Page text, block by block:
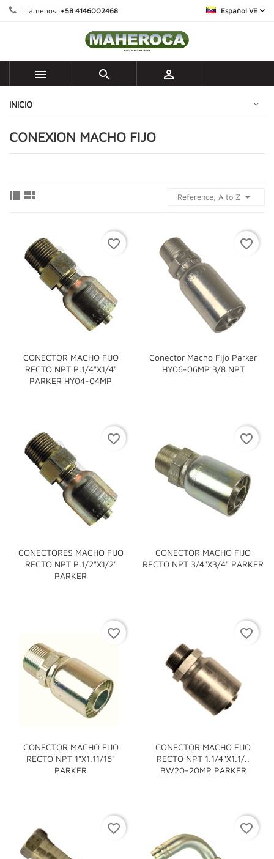
Llámenos: +58 4146002468 Español VE
  
INICIO
CONEXION MACHO FIJO
  Reference, A to Z 
CONECTOR MACHO FIJO
RECTO NPT P.1/4"x1/4"
PARKER HY04-04MP
favorite_border
Conector Macho Fijo Parker
HY06-06MP 3/8 NPT
favorite_border
CONECTORES MACHO FIJO
RECTO NPT P.1/2"x1/2"
PARKER
favorite_border
CONECTOR MACHO FIJO
RECTO NPT 3/4"x3/4" PARKER
favorite_border
CONECTOR MACHO FIJO
RECTO NPT 1"x1.11/16"
PARKER
favorite_border
CONECTOR MACHO FIJO
RECTO NPT 1.1/4"x1.1/..
BW20-20MP PARKER
favorite_border
favorite_border favorite_border